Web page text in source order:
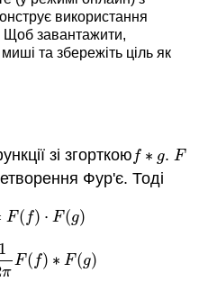
використання
Щоб завантажити,
та збережіть ціль як
зі згорткою f ∗ g
f∗g . F
F
Фур'є. Тоді
F( f) ⋅ F(g)
F(f )⋅F( g)
1
π
F( f) ∗ F(g)
πF(f)∗ F (g)